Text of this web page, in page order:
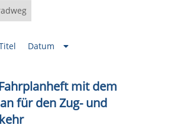
Datum
mit dem
für den Zug- und